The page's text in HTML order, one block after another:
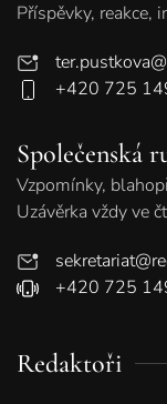
Příspěvky, reakce,
+420 725
Společenská
Vzpomínky,
Uzávěrka vždy ve
+420 725
Redaktoři